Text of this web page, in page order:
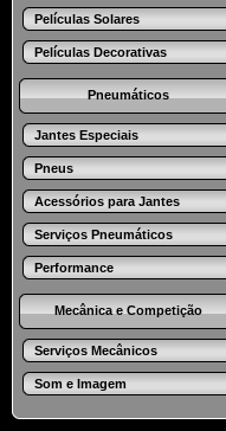
Películas Solares
Películas Decorativas
Pneumáticos
Jantes Especiais
Pneus
Acessórios para Jantes
Serviços Pneumáticos
Performance
Mecânica e Competição
Serviços Mecânicos
Som e Imagem